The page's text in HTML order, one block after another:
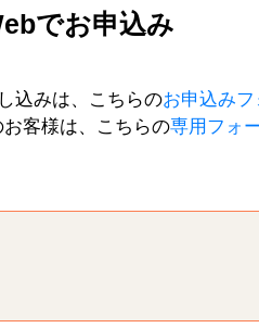
でお申込み
込みは、こちらのお申込みフ
客様は、こちらの専用フォ